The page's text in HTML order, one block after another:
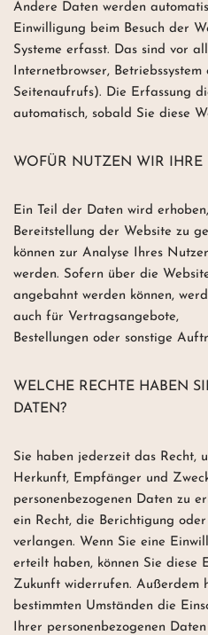
Andere Daten werden
Einwilligung beim Besuch der
Systeme erfasst. Das sind vor
Internetbrowser,
Seitenaufrufs). Die Erfassung
automatisch, sobald Sie diese
WOFÜR NUTZEN WIR IHRE
Ein Teil der Daten wird
Bereitstellung der Website zu
können zur Analyse Ihres
werden. Sofern über die
angebahnt werden können,
auch für Vertragsangebote,
Bestellungen oder sonstige
WELCHE RECHTE HABEN
DATEN?
Sie haben jederzeit das Recht,
Herkunft, Empfänger und
personenbezogenen Daten zu
ein Recht, die Berichtigung
verlangen. Wenn Sie eine
erteilt haben, können Sie diese
Zukunft widerrufen. Außerdem
bestimmten Umständen die
Ihrer personenbezogenen